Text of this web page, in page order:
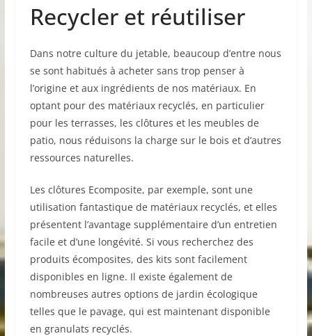
Recycler et réutiliser
Dans notre culture du jetable, beaucoup d’entre nous
se sont habitués à acheter sans trop penser à
l’origine et aux ingrédients de nos matériaux. En
optant pour des matériaux recyclés, en particulier
pour les terrasses, les clôtures et les meubles de
patio, nous réduisons la charge sur le bois et d’autres
ressources naturelles.
Les clôtures Ecomposite, par exemple, sont une
utilisation fantastique de matériaux recyclés, et elles
présentent l’avantage supplémentaire d’un entretien
facile et d’une longévité. Si vous recherchez des
produits écomposites, des kits sont facilement
disponibles en ligne. Il existe également de
nombreuses autres options de jardin écologique
telles que le pavage, qui est maintenant disponible
en granulats recyclés.